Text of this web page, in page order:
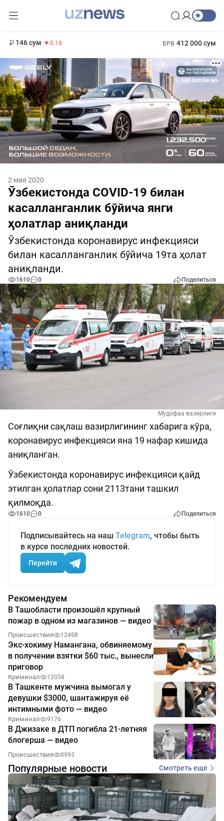
146 сум -0.18 БРВ 412 000 сум
2 мая 2020
Ўзбекистонда COVID-19 билан
касалланганлик бўйича янги
ҳолатлар аниқланди
Ўзбекистонда коронавирус инфекцияси
билан касалланганлик бўйича 19та ҳолат
аниқланди.
1610 0 Поделиться
Мудофаа вазирлиги
Соғлиқни сақлаш вазирлигининг хабарига кўра,
коронавирус инфекцияси яна 19 нафар кишида
аниқланган.
Ўзбекистонда коронавирус инфекцияси қайд
этилган ҳолатлар сони 2113тани ташкил
қилмоқда.
1610 0 Поделиться
Подписывайтесь на наш Telegram, чтобы быть
в курсе последних новостей.
Перейти
Рекомендуем
В Ташобласти произошёл крупный
пожар в одном из магазинов — видео
Происшествия 12498
Экс-хокиму Намангана, обвиняемому
в получении взятки $60 тыс., вынесли
приговор
Криминал 12058
В Ташкенте мужчина вымогал у
девушки $3000, шантажируя её
интимными фото — видео
Криминал 9176
В Джизаке в ДТП погибла 21-летняя
блогерша — видео
Происшествия 8993
Популярные новости Смотреть еще